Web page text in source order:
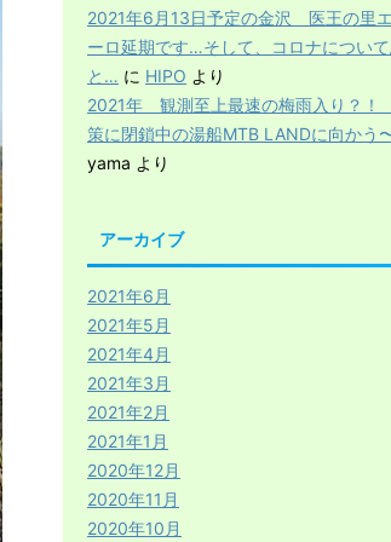
2021年6月13日予定の金沢 医王の里
ーロ延期です…そして、コロナについて
と… に HIPO より
2021年 観測至上最速の梅雨入り？
策に閉鎖中の湯船MTB LANDに向かう
yama より
アーカイブ
2021年6月
2021年5月
2021年4月
2021年3月
2021年2月
2021年1月
2020年12月
2020年11月
2020年10月